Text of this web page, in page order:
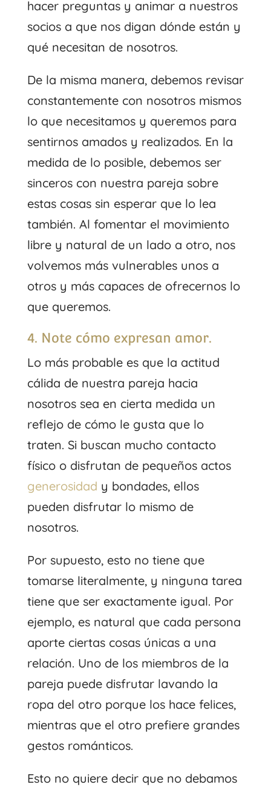
hacer preguntas y animar a nuestros
socios a que nos digan dónde están y
qué necesitan de nosotros.
De la misma manera, debemos revisar
constantemente con nosotros mismos
lo que necesitamos y queremos para
sentirnos amados y realizados. En la
medida de lo posible, debemos ser
sinceros con nuestra pareja sobre
estas cosas sin esperar que lo lea
también. Al fomentar el movimiento
libre y natural de un lado a otro, nos
volvemos más vulnerables unos a
otros y más capaces de ofrecernos lo
que queremos.
4. Note cómo expresan amor.
Lo más probable es que la actitud
cálida de nuestra pareja hacia
nosotros sea en cierta medida un
reflejo de cómo le gusta que lo
traten. Si buscan mucho contacto
físico o disfrutan de pequeños actos
generosidad y bondades, ellos
pueden disfrutar lo mismo de
nosotros.
Por supuesto, esto no tiene que
tomarse literalmente, y ninguna tarea
tiene que ser exactamente igual. Por
ejemplo, es natural que cada persona
aporte ciertas cosas únicas a una
relación. Uno de los miembros de la
pareja puede disfrutar lavando la
ropa del otro porque los hace felices,
mientras que el otro prefiere grandes
gestos románticos.
Esto no quiere decir que no debamos